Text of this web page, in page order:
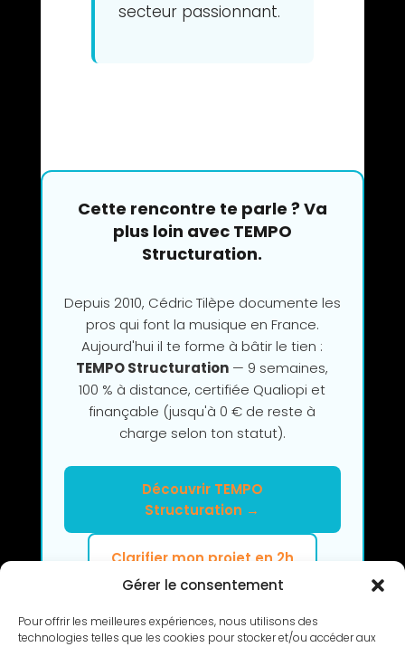
Gérer le consentement
Pour offrir les meilleures expériences, nous utilisons des
technologies telles que les cookies pour stocker et/ou accéder aux
secteur passionnant.
Cette rencontre te parle ? Va
plus loin avec TEMPO
Structuration.
Depuis 2010, Cédric Tilèpe documente les
pros qui font la musique en France.
Aujourd'hui il te forme à bâtir le tien :
TEMPO Structuration — 9 semaines,
100 % à distance, certifiée Qualiopi et
finançable (jusqu'à 0 € de reste à
charge selon ton statut).
Découvrir TEMPO
Structuration →
Clarifier mon projet en 2h